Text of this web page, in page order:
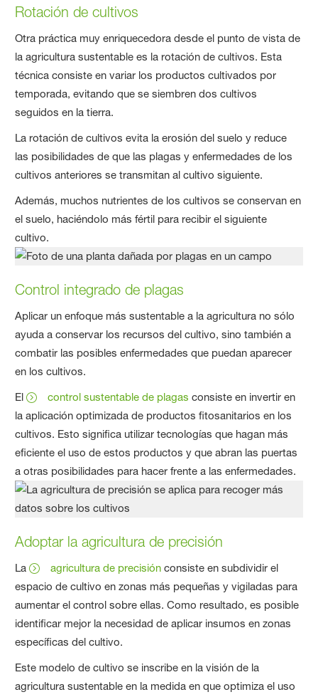
Rotación de cultivos
Otra práctica muy enriquecedora desde el punto de vista de
la agricultura sustentable es la rotación de cultivos. Esta
técnica consiste en variar los productos cultivados por
temporada, evitando que se siembren dos cultivos
seguidos en la tierra.
La rotación de cultivos evita la erosión del suelo y reduce
las posibilidades de que las plagas y enfermedades de los
cultivos anteriores se transmitan al cultivo siguiente.
Además, muchos nutrientes de los cultivos se conservan en
el suelo, haciéndolo más fértil para recibir el siguiente
cultivo.
Control integrado de plagas
Aplicar un enfoque más sustentable a la agricultura no sólo
ayuda a conservar los recursos del cultivo, sino también a
combatir las posibles enfermedades que puedan aparecer
en los cultivos.
El
control sustentable de plagas consiste en invertir en
la aplicación optimizada de productos fitosanitarios en los
cultivos. Esto significa utilizar tecnologías que hagan más
eficiente el uso de estos productos y que abran las puertas
a otras posibilidades para hacer frente a las enfermedades.
Adoptar la agricultura de precisión
La agricultura de precisión consiste en subdividir el
espacio de cultivo en zonas más pequeñas y vigiladas para
aumentar el control sobre ellas. Como resultado, es posible
identificar mejor la necesidad de aplicar insumos en zonas
específicas del cultivo.
Este modelo de cultivo se inscribe en la visión de la
agricultura sustentable en la medida en que optimiza el uso